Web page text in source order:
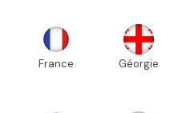
France Géorgie